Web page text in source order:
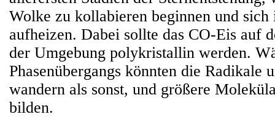
Wolke zu kollabieren beginnen und sich
aufheizen. Dabei sollte das CO-Eis auf
der Umgebung polykristallin werden.
Phasenübergangs könnten die Radikale
wandern als sonst, und größere
bilden.